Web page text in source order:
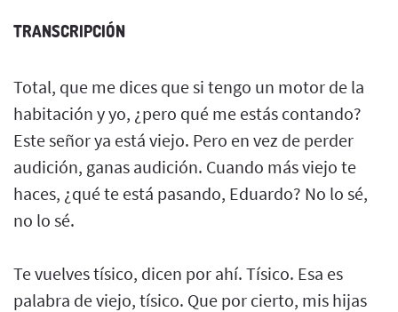
TRANSCRIPCIÓN
Total, que me dices que si tengo un motor de la
habitación y yo, ¿pero qué me estás contando?
Este señor ya está viejo. Pero en vez de perder
audición, ganas audición. Cuando más viejo te
haces, ¿qué te está pasando, Eduardo? No lo sé,
no lo sé.
Te vuelves tísico, dicen por ahí. Tísico. Esa es
palabra de viejo, tísico. Que por cierto, mis hijas